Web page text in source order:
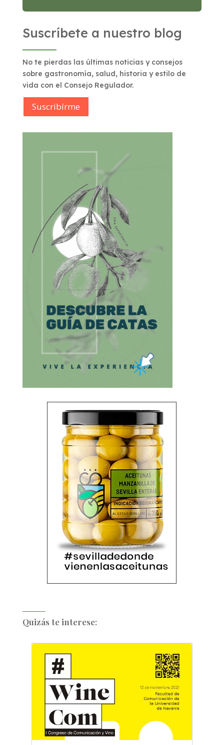
Suscríbete a nuestro blog
No te pierdas las últimas noticias y consejos
sobre gastronomía, salud, historia y estilo de
vida con el Consejo Regulador.
Suscribírme
Quizás te interese: